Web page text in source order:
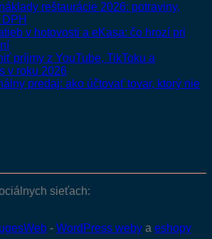
reštaurácie 2026: potraviny,
v hotovosti a eKasa: čo hrozí pri
príjmy z YouTube, TikToku a
v roku 2026
predaj: ako účtovať tovar, ktorý nie
sieťach:
- WordPress weby a eshopy